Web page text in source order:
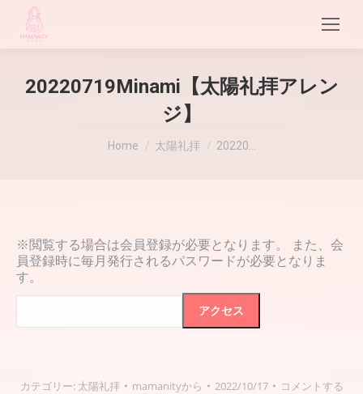
20220719Minami【太陽礼拝アレン
ジ】
Home 太陽礼拝 20220…
※閲覧する場合は会員登録が必要となります。 また、会
員登録時に毎月発行されるパスワードが必要となりま
す。
カテゴリー: 太陽礼拝 mamanityから 2022/10/17 コメントする